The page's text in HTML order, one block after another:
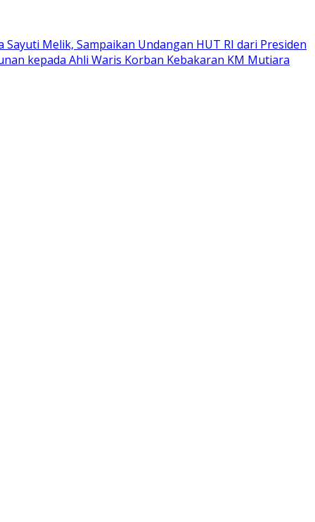
Melik, Sampaikan Undangan HUT RI dari Presiden
kepada Ahli Waris Korban Kebakaran KM Mutiara